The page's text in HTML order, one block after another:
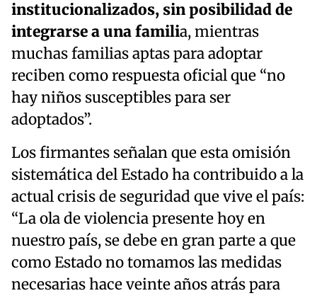
institucionalizados, sin posibilidad de
integrarse a una familia, mientras
muchas familias aptas para adoptar
reciben como respuesta oficial que “no
hay niños susceptibles para ser
adoptados”.
Los firmantes señalan que esta omisión
sistemática del Estado ha contribuido a la
actual crisis de seguridad que vive el país:
“La ola de violencia presente hoy en
nuestro país, se debe en gran parte a que
como Estado no tomamos las medidas
necesarias hace veinte años atrás para